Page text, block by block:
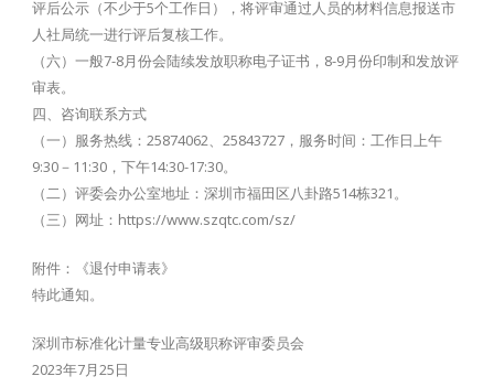
评后公示（不少于5个工作日），将评审通过人员的材料信息报送市
人社局统一进行评后复核工作。
（六）一般7-8月份会陆续发放职称电子证书，8-9月份印制和发放评
审表。
四、咨询联系方式
（一）服务热线：25874062、25843727，服务时间：工作日上午
9:30－11:30，下午14:30-17:30。
（二）评委会办公室地址：深圳市福田区八卦路514栋321。
（三）网址：https://www.szqtc.com/sz/
附件：《退付申请表》
特此通知。
深圳市标准化计量专业高级职称评审委员会
2023年7月25日